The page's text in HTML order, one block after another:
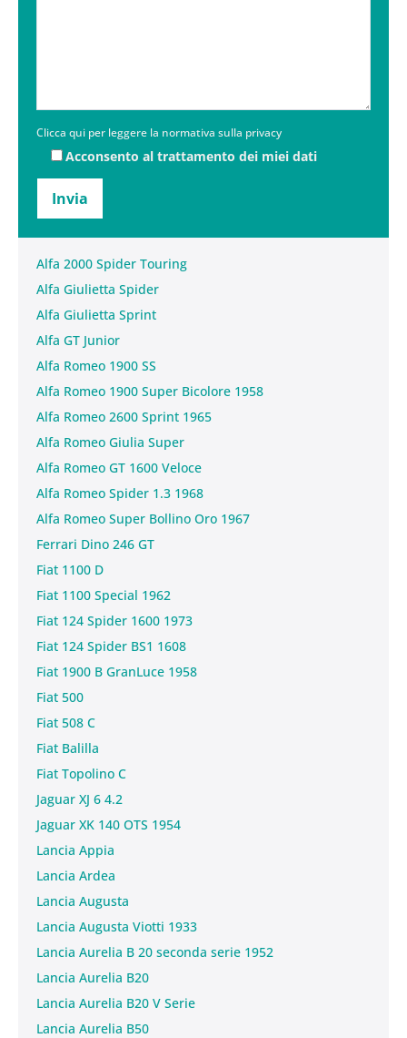
Clicca qui per leggere la normativa sulla privacy
Acconsento al trattamento dei miei dati
Alfa 2000 Spider Touring
Alfa Giulietta Spider
Alfa Giulietta Sprint
Alfa GT Junior
Alfa Romeo 1900 SS
Alfa Romeo 1900 Super Bicolore 1958
Alfa Romeo 2600 Sprint 1965
Alfa Romeo Giulia Super
Alfa Romeo GT 1600 Veloce
Alfa Romeo Spider 1.3 1968
Alfa Romeo Super Bollino Oro 1967
Ferrari Dino 246 GT
Fiat 1100 D
Fiat 1100 Special 1962
Fiat 124 Spider 1600 1973
Fiat 124 Spider BS1 1608
Fiat 1900 B GranLuce 1958
Fiat 500
Fiat 508 C
Fiat Balilla
Fiat Topolino C
Jaguar XJ 6 4.2
Jaguar XK 140 OTS 1954
Lancia Appia
Lancia Ardea
Lancia Augusta
Lancia Augusta Viotti 1933
Lancia Aurelia B 20 seconda serie 1952
Lancia Aurelia B20
Lancia Aurelia B20 V Serie
Lancia Aurelia B50